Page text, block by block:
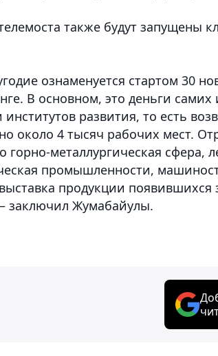
также будут запущены
ознаменуется стартом 30
В основном, это деньги самих
развития, то есть
около 4 тысяч рабочих мест.
металлургическая сфера,
промышленности,
продукции появившихся
заключил Жумабайулы.